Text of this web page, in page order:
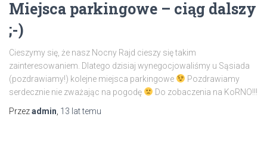
Miejsca parkingowe – ciąg dalszy
;-)
Cieszymy się, że nasz Nocny Rajd cieszy się takim
zainteresowaniem. Dlatego dzisiaj wynegocjowaliśmy u Sąsiada
(pozdrawiamy!) kolejne miejsca parkingowe
Pozdrawiamy
serdecznie nie zważając na pogodę
Do zobaczenia na KoRNO!!!
Przezadmin 13 lattemu